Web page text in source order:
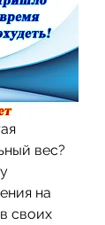
вес?
на
своих